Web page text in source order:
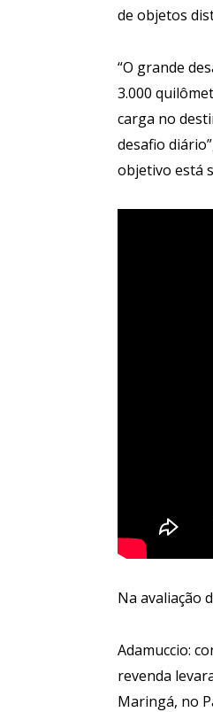
de objetos
“O grande
3.000
carga no
desafio
objetivo está
Na avaliação
Adamuccio:
revenda
Maringá, no